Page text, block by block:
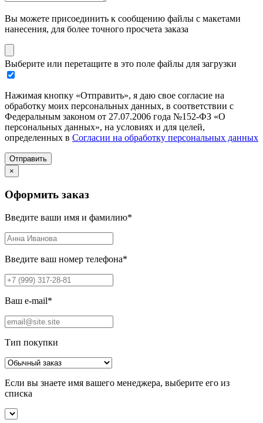
Вы можете присоединить к сообщению файлы с макетами
нанесения, для более точного просчета заказа
Выберите или перетащите в это поле файлы для загрузки
Нажимая кнопку «Отправить», я даю свое согласие на
обработку моих персональных данных, в соответствии с
Федеральным законом от 27.07.2006 года №152-ФЗ «О
персональных данных», на условиях и для целей,
определенных в Согласии на обработку персональных данных
Отправить
×
Оформить заказ
Введите ваши имя и фамилию*
Введите ваш номер телефона*
Ваш e-mail*
Тип покупки
Если вы знаете имя вашего менеджера, выберите его из
списка